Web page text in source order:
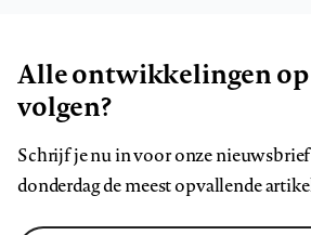
Alle ontwikkelingen op
volgen?
Schrijf je nu in voor onze
donderdag de meest opvallende